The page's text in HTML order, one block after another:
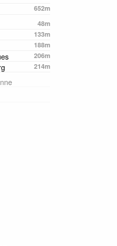
652m
48m
133m
188m
206m
214m